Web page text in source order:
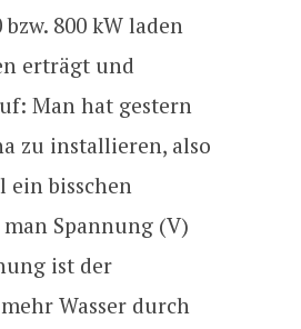
800 kW laden
erträgt und
Man hat gestern
zu installieren, also
ein bisschen
Spannung (V)
ist der
Wasser durch